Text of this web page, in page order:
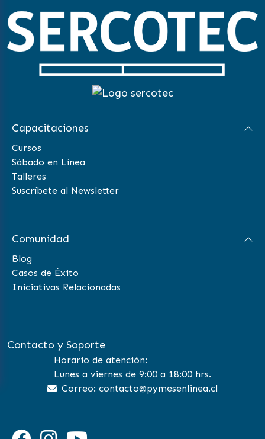
Capacitaciones
Cursos
Sábado en Línea
Talleres
Suscríbete al Newsletter
Comunidad
Blog
Casos de Éxito
Iniciativas Relacionadas
Contacto y Soporte
Horario de atención:
Lunes a viernes de 9:00 a 18:00 hrs.
Correo: contacto@pymesenlinea.cl